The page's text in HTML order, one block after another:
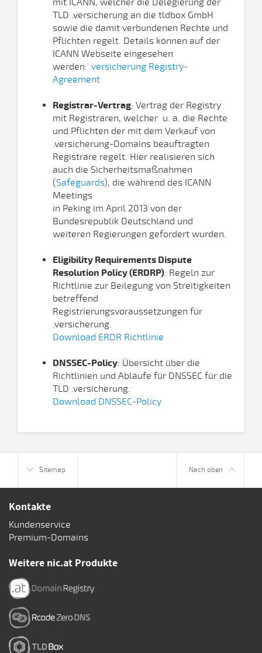
mit ICANN, welcher die Delegierung der
TLD .versicherung an die tldbox GmbH
sowie die damit verbundenen Rechte und
Pflichten regelt. Details können auf der
ICANN Webseite eingesehen
werden: .versicherung Registry-
Agreement
Registrar-Vertrag: Vertrag der Registry
mit Registraren, welcher u. a. die Rechte
und Pflichten der mit dem Verkauf von
.versicherung-Domains beauftragten
Registrare regelt. Hier realisieren sich
auch die Sicherheitsmaßnahmen
(Safeguards), die während des ICANN
Meetings
in Peking im April 2013 von der
Bundesrepublik Deutschland und
weiteren Regierungen gefordert wurden.
Eligibility Requirements Dispute
Resolution Policy (ERDRP): Regeln zur
Richtlinie zur Beilegung von Streitigkeiten
betreffend
Registrierungsvoraussetzungen für
.versicherung.
Download ERDR Richtlinie
DNSSEC-Policy: Übersicht über die
Richtlinien und Abläufe für DNSSEC für die
TLD .versicherung.
Download DNSSEC-Policy
Sitemap Nach oben
Kontakte
Kundenservice
Premium-Domains
Weitere nic.at Produkte